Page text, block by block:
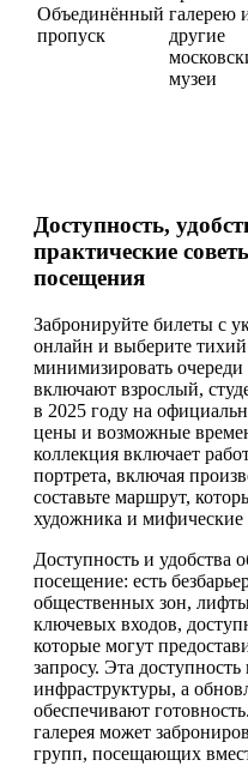
Объединённый
пропуск
галерею
другие
музеи
Доступность,
практические
посещения
Забронируйте билеты с
онлайн и выберите
минимизировать очереди
включают взрослый,
в 2025 году на
цены и возможные
коллекция включает
портрета, включая
составьте маршрут,
художника и мифические
Доступность и удобства
посещение: есть
общественных зон,
ключевых входов,
которые могут
запросу. Эта
инфраструктуры, а
обеспечивают
галерея может
групп, посещающих